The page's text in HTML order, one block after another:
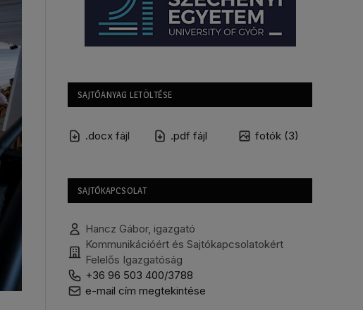
SAJTÓANYAG LETÖLTÉSE
.docx fájl .pdf fájl fotók (3)
SAJTÓKAPCSOLAT
Hancz Gábor, igazgató
Kommunikációért és Sajtókapcsolatokért
Felelős Igazgatóság
+36 96 503 400/3788
e-mail cím megtekintése